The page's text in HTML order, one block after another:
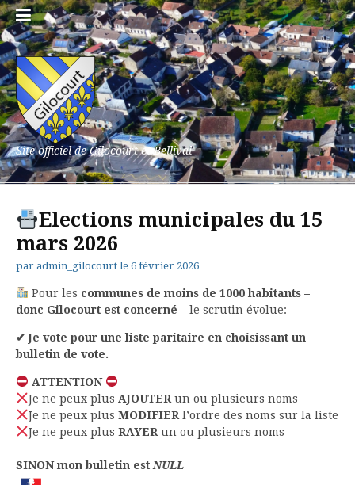
Aller
au
contenu
Site officiel de Gilocourt et Bellival
Elections municipales du 15
mars 2026
par admin_gilocourt le 6 février 2026
Pour les communes de moins de 1000 habitants –
donc Gilocourt est concerné – le scrutin évolue:
✔ Je vote pour une liste paritaire en choisissant un
bulletin de vote.
ATTENTION
Je ne peux plus AJOUTERun ou plusieurs noms
Je ne peux plus MODIFIERl’ordre des noms sur la liste
Je ne peux plus RAYERun ou plusieurs noms
SINON mon bulletin est NULL